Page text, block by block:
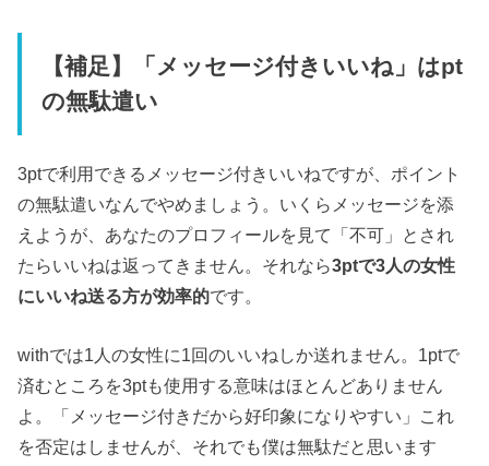
【補足】「メッセージ付きいいね」はpt
の無駄遣い
3ptで利用できるメッセージ付きいいねですが、ポイント
の無駄遣いなんでやめましょう。いくらメッセージを添
えようが、あなたのプロフィールを見て「不可」とされ
たらいいねは返ってきません。それなら3ptで3人の女性
にいいね送る方が効率的です。
withでは1人の女性に1回のいいねしか送れません。1ptで
済むところを3ptも使用する意味はほとんどありません
よ。「メッセージ付きだから好印象になりやすい」これ
を否定はしませんが、それでも僕は無駄だと思います